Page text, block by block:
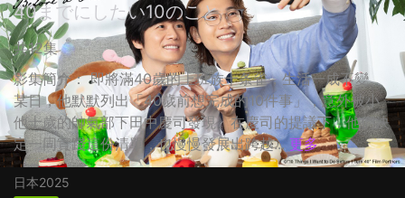
40までにしたい10のこと
共12集
影集簡介： 即將滿40歲的上班族十条雀，生活一成不變。
某日，他默默列出「40歲前想完成的10件事」，意外被小
他十歲的帥氣部下田中慶司發現。在慶司的提議下，他們決
定一同實踐這份清單，也慢慢發展出跨越... 更多
日本2025